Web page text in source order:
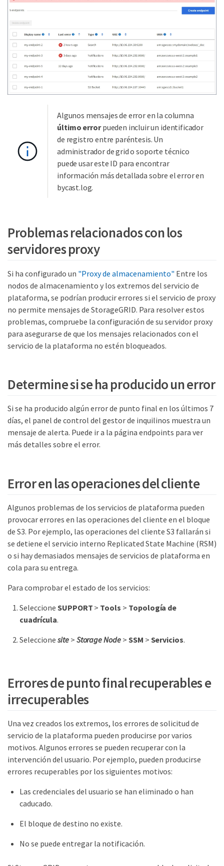
Algunos mensajes de error en la columna
último errorpueden incluir un identificador
de registro entre paréntesis. Un
administrador de grid o soporte técnico
puede usar este ID para encontrar
información más detallada sobre el error en
bycast.log.
Problemas relacionados con los
servidores proxy
Si ha configurado un "Proxy de almacenamiento" Entre los
nodos de almacenamiento y los extremos del servicio de
plataforma, se podrían producir errores si el servicio de proxy
no permite mensajes de StorageGRID. Para resolver estos
problemas, compruebe la configuración de su servidor proxy
para asegurarse de que los mensajes relacionados con el
servicio de la plataforma no estén bloqueados.
Determine si se ha producido un error
Si se ha producido algún error de punto final en los últimos 7
días, el panel de control del gestor de inquilinos muestra un
mensaje de alerta. Puede ir a la página endpoints para ver
más detalles sobre el error.
Error en las operaciones del cliente
Algunos problemas de los servicios de plataforma pueden
provocar errores en las operaciones del cliente en el bloque
de S3. Por ejemplo, las operaciones del cliente S3 fallarán si
se detiene el servicio interno Replicated State Machine (RSM)
o si hay demasiados mensajes de servicios de plataforma en
cola para su entrega.
Para comprobar el estado de los servicios:
Seleccione SUPPORT > Tools > Topología de
cuadrícula.
Seleccione site> Storage Node> SSM > Servicios.
Errores de punto final recuperables e
irrecuperables
Una vez creados los extremos, los errores de solicitud de
servicio de la plataforma pueden producirse por varios
motivos. Algunos errores se pueden recuperar con la
intervención del usuario. Por ejemplo, pueden producirse
errores recuperables por los siguientes motivos:
Las credenciales del usuario se han eliminado o han
caducado.
El bloque de destino no existe.
No se puede entregar la notificación.